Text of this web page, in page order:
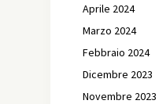
Aprile 2024
Marzo 2024
Febbraio 2024
Dicembre 2023
Novembre 2023